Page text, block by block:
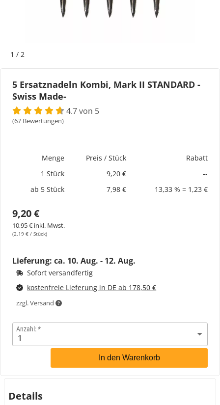
1 / 2
5 Ersatznadeln Kombi, Mark II STANDARD -
Swiss Made-
4.7 von 5
(67 Bewertungen)
Menge Preis / Stück
Rabatt
1 Stück
9,20 €
--
ab 5 Stück
7,98 € 13,33 % = 1,23 €
9,20 €
10,95 € inkl. Mwst.
(2,19 € / Stück)
Lieferung: ca. 10. Aug. - 12. Aug.
Sofort versandfertig
kostenfreie Lieferung in DE ab 178,50 €
zzgl. Versand
Anzahl:
In den Warenkorb
Details
Bogeti Etiketten
Etikettenspender
Etiketten auf Rolle
Thermoetiketten